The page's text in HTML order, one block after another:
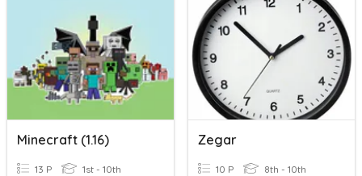
Minecraft (1.16)
13 P 1st - 10th
Zegar
10 P 8th - 10th